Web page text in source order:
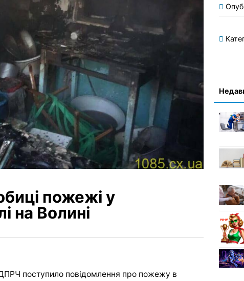
пожежі у
на Волині
ДПРЧ поступило повідомлення про пожежу в